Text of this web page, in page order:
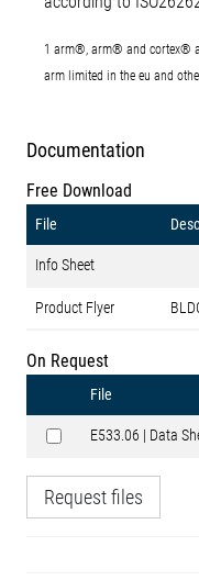
1 arm®, arm® and cortex®
arm limited in the eu and
Documentation
Free Download
File
Info Sheet
Product Flyer
On Request
File
E533.06 | Data
Request files